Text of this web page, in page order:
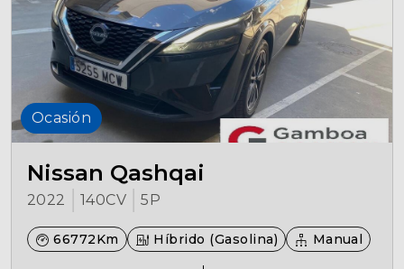
Ocasión
Nissan Qashqai
2022 140CV 5P
66772Km Híbrido (Gasolina) Manual